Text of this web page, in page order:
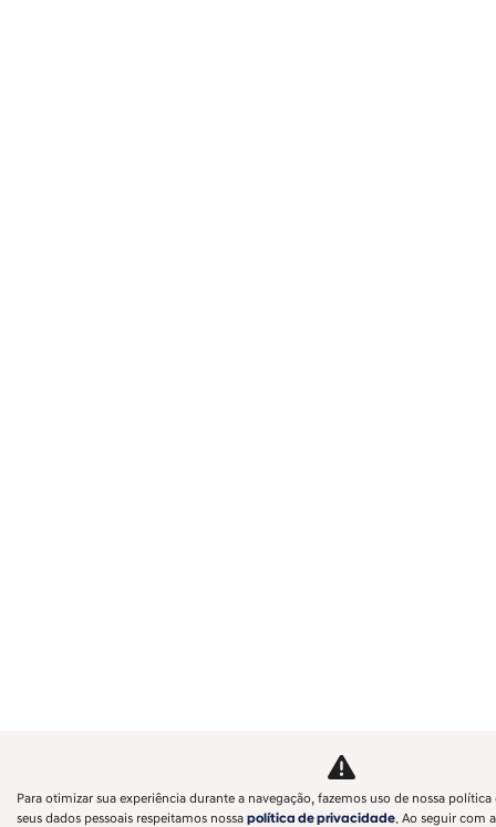
Para otimizar sua experiência durante a navegação, fazemos uso de nossa
seus dados pessoais respeitamos nossa política de privacidade. Ao seguir com